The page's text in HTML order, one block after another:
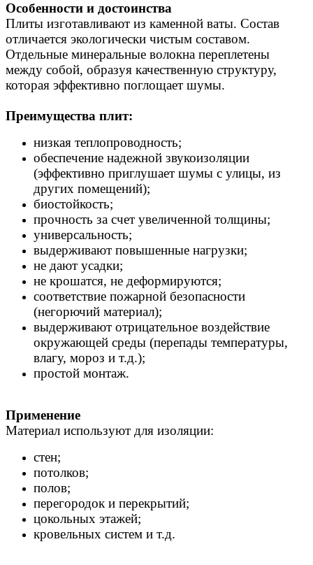
Особенности и достоинства
Плиты изготавливают из каменной ваты. Состав
отличается экологически чистым составом.
Отдельные минеральные волокна переплетены
между собой, образуя качественную структуру,
которая эффективно поглощает шумы.
Преимущества плит:
низкая теплопроводность;
обеспечение надежной звукоизоляции
(эффективно приглушает шумы с улицы, из
других помещений);
биостойкость;
прочность за счет увеличенной толщины;
универсальность;
выдерживают повышенные нагрузки;
не дают усадки;
не крошатся, не деформируются;
соответствие пожарной безопасности
(негорючий материал);
выдерживают отрицательное воздействие
окружающей среды (перепады температуры,
влагу, мороз и т.д.);
простой монтаж.
Применение
Материал используют для изоляции:
стен;
потолков;
полов;
перегородок и перекрытий;
цокольных этажей;
кровельных систем и т.д.